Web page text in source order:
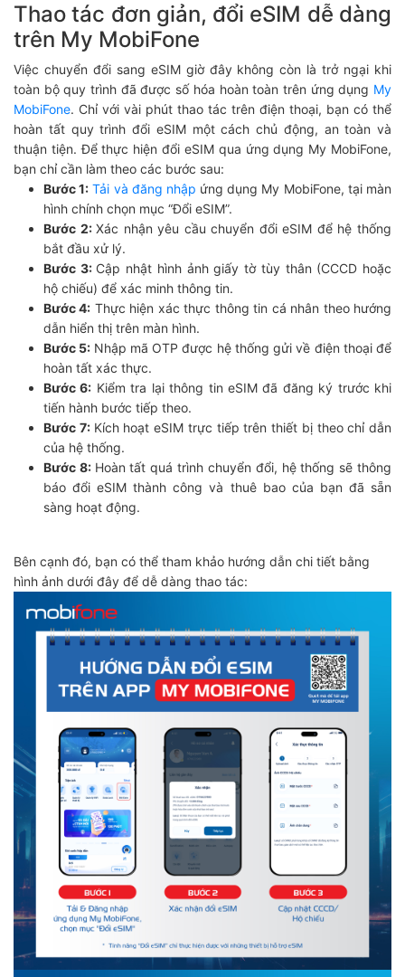
Thao tác đơn giản, đổi eSIM dễ dàng
trên My MobiFone
Việc chuyển đổi sang eSIM giờ đây không còn là trở ngại khi
toàn bộ quy trình đã được số hóa hoàn toàn trên ứng dụng My
MobiFone. Chỉ với vài phút thao tác trên điện thoại, bạn có thể
hoàn tất quy trình đổi eSIM một cách chủ động, an toàn và
thuận tiện. Để thực hiện đổi eSIM qua ứng dụng My MobiFone,
bạn chỉ cần làm theo các bước sau:
Bước 1: Tải và đăng nhập ứng dụng My MobiFone, tại màn
hình chính chọn mục “Đổi eSIM”.
Bước 2:Xác nhận yêu cầu chuyển đổi eSIM để hệ thống
bắt đầu xử lý.
Bước 3: Cập nhật hình ảnh giấy tờ tùy thân (CCCD hoặc
hộ chiếu) để xác minh thông tin.
Bước 4: Thực hiện xác thực thông tin cá nhân theo hướng
dẫn hiển thị trên màn hình.
Bước 5: Nhập mã OTP được hệ thống gửi về điện thoại để
hoàn tất xác thực.
Bước 6: Kiểm tra lại thông tin eSIM đã đăng ký trước khi
tiến hành bước tiếp theo.
Bước 7: Kích hoạt eSIM trực tiếp trên thiết bị theo chỉ dẫn
của hệ thống.
Bước 8: Hoàn tất quá trình chuyển đổi, hệ thống sẽ thông
báo đổi eSIM thành công và thuê bao của bạn đã sẵn
sàng hoạt động.
Bên cạnh đó, bạn có thể tham khảo hướng dẫn chi tiết bằng
hình ảnh dưới đây để dễ dàng thao tác: